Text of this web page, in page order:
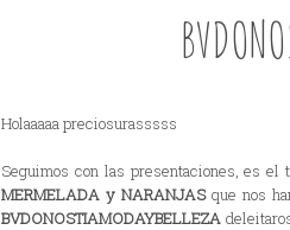
Holaaaaa preciosurasssss
Seguimos con las presentaciones, es
MERMELADA y NARANJASque nos
BVDONOSTIAMODAYBELLEZA